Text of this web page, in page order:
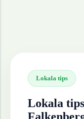
Lokala tips
Lokala